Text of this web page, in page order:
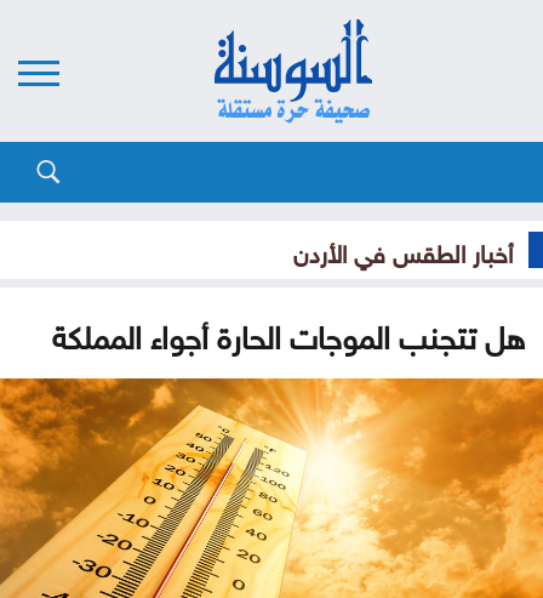
أخبار الطقس في الأردن
هل تتجنب الموجات الحارة أجواء المملكة